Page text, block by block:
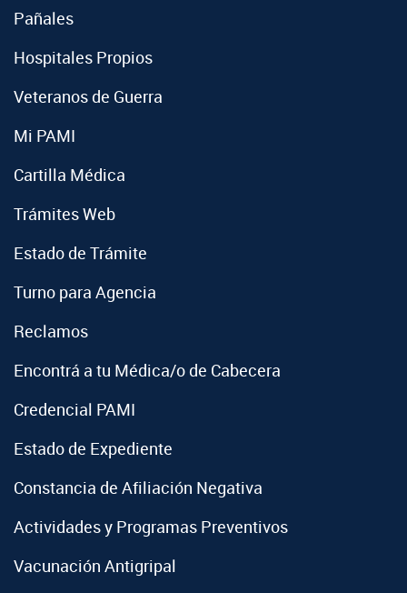
Pañales
Hospitales Propios
Veteranos de Guerra
Mi PAMI
Cartilla Médica
Trámites Web
Estado de Trámite
Turno para Agencia
Reclamos
Encontrá a tu Médica/o de Cabecera
Credencial PAMI
Estado de Expediente
Constancia de Afiliación Negativa
Actividades y Programas Preventivos
Vacunación Antigripal